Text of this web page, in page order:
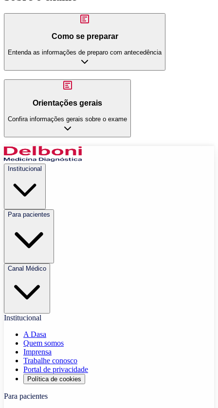
Como se preparar
Entenda as informações de preparo com antecedência
Orientações gerais
Confira informações gerais sobre o exame
Institucional
Para pacientes
Canal Médico
Institucional
A Dasa
Quem somos
Imprensa
Trabalhe conosco
Portal de privacidade
Política de cookies
Para pacientes